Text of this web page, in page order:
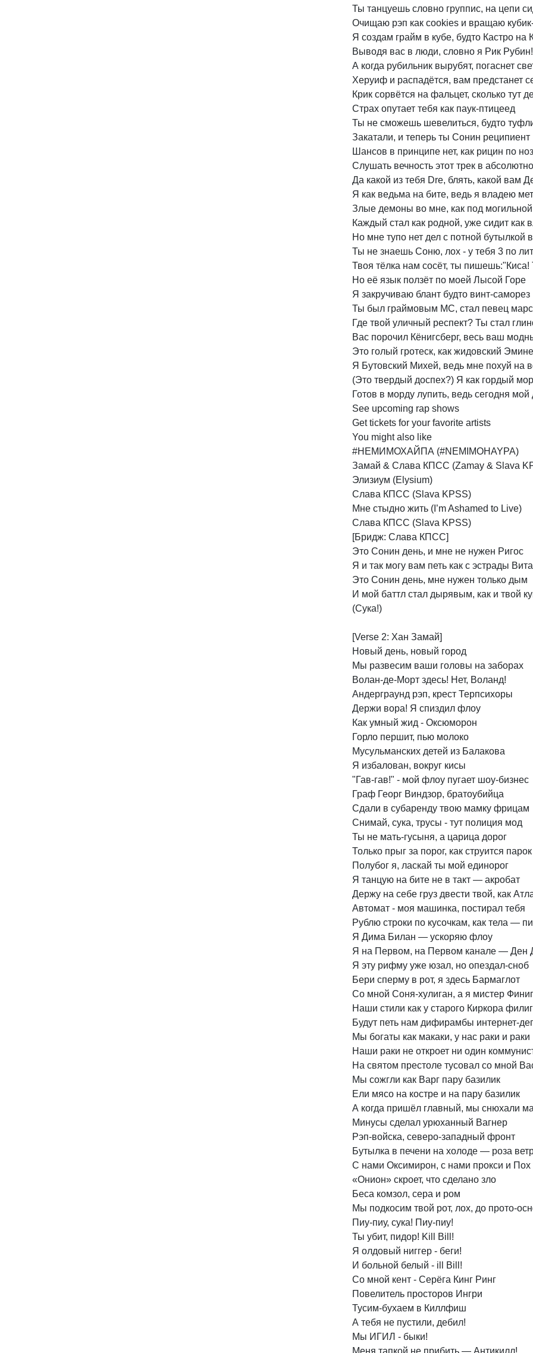
Ты танцуешь словно группис, на цепи
Очищаю рэп как cookies и вращаю
Я создам грайм в кубе, будто Кастро на
Выводя вас в люди, словно я Рик Рубин!
А когда рубильник вырубят, погаснет
Херуиф и распадётся, вам предстанет
Крик сорвётся на фальцет, сколько тут
Страх опутает тебя как паук-птицеед
Ты не сможешь шевелиться, будто
Закатали, и теперь ты Сонин реципиент
Шансов в принципе нет, как рицин по
Слушать вечность этот трек в
Да какой из тебя Dre, блять, какой вам
Я как ведьма на бите, ведь я владею
Злые демоны во мне, как под могильной
Каждый стал как родной, уже сидит как
Но мне тупо нет дел с потной бутылкой в
Ты не знаешь Соню, лох - у тебя 3 по
Твоя тёлка нам сосёт, ты пишешь:"Киса!
Но её язык ползёт по моей Лысой Горе
Я закручиваю блант будто винт-саморез
Ты был граймовым МС, стал певец
Где твой уличный респект? Ты стал
Вас порочил Кёнигсберг, весь ваш
Это голый гротеск, как жидовский
Я Бутовский Михей, ведь мне похуй на
(Это твердый доспех?) Я как гордый
Готов в морду лупить, ведь сегодня мой
See upcoming rap shows
Get tickets for your favorite artists
You might also like
#НЕМИМОХАЙПА (#NEMIMOHAYPA)
Замай & Слава КПСС (Zamay & Slava
Элизиум (Elysium)
Слава КПСС (Slava KPSS)
Мне стыдно жить (I’mAshamed to Live)
Слава КПСС (Slava KPSS)
[Бридж: Слава КПСС]
Это Сонин день, и мне не нужен Ригос
Я и так могу вам петь как с эстрады
Это Сонин день, мне нужен только дым
И мой баттл стал дырявым, как и твой
(Сука!)
[Verse 2: Хан Замай]
Новый день, новый город
Мы развесим ваши головы на заборах
Волан-де-Морт здесь! Нет, Воланд!
Андерграунд рэп, крест Терпсихоры
Держи вора! Я спиздил флоу
Как умный жид - Оксюморон
Горло першит, пью молоко
Мусульманских детей из Балакова
Я избалован, вокруг кисы
"Гав-гав!" - мой флоу пугает шоу-бизнес
Граф Георг Виндзор, братоубийца
Сдали в субаренду твою мамку фрицам
Снимай, сука, трусы - тут полиция мод
Ты не мать-гусыня, а царица дорог
Только прыг за порог, как струится парок
Полубог я, ласкай ты мой единорог
Я танцую на бите не в такт — акробат
Держу на себе груз двести твой, как
Автомат - моя машинка, постирал тебя
Рублю строки по кусочкам, как тела —
Я Дима Билан — ускоряю флоу
Я на Первом, на Первом канале — Ден
Я эту рифму уже юзал, но опездал-сноб
Бери сперму в рот, я здесь Бармаглот
Со мной Соня-хулиган, а я мистер
Наши стили как у старого Киркора
Будут петь нам дифирамбы интернет-
Мы богаты как макаки, у нас раки и раки
Наши раки не откроет ни один
На святом престоле тусовал со мной
Мы сожгли как Варг пару базилик
Ели мясо на костре и на пару базилик
А когда пришёл главный, мы снюхали
Минусы сделал урюханный Вагнер
Рэп-войска, северо-западный фронт
Бутылка в печени на холоде — роза
С нами Оксимирон, с нами прокси и Пох
«Онион» скроет, что сделано зло
Беса комзол, сера и ром
Мы подкосим твой рот, лох, до прото-
Пиу-пиу, сука! Пиу-пиу!
Ты убит, пидор! Kill
Bill!
Я олдовый ниггер - беги!
И больной белый - ill
Bill!
Со мной кент - Серёга Кинг Ринг
Повелитель просторов Ингри
Тусим-бухаем в Киллфиш
А тебя не пустили, дебил!
Мы ИГИЛ - быки!
Меня тапкой не прибить — Антикилл!